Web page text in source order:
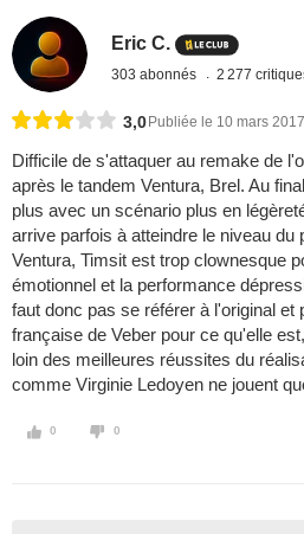
Eric C.
303 abonnés 2 277
3,0 Publiée le 10 mars 2017
Difficile de s'attaquer au remake de
après le tandem Ventura, Brel. Au
plus avec un scénario plus en
arrive parfois à atteindre le niveau du
Ventura, Timsit est trop clownesque
émotionnel et la performance
faut donc pas se référer à l'original et
française de Veber pour ce qu'elle
loin des meilleures réussites du
comme Virginie Ledoyen ne jouent
0 0